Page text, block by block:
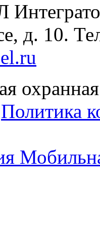
д. 10.
Политика